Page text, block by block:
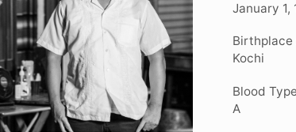
January 1,
Birthplace
Kochi
Blood
A